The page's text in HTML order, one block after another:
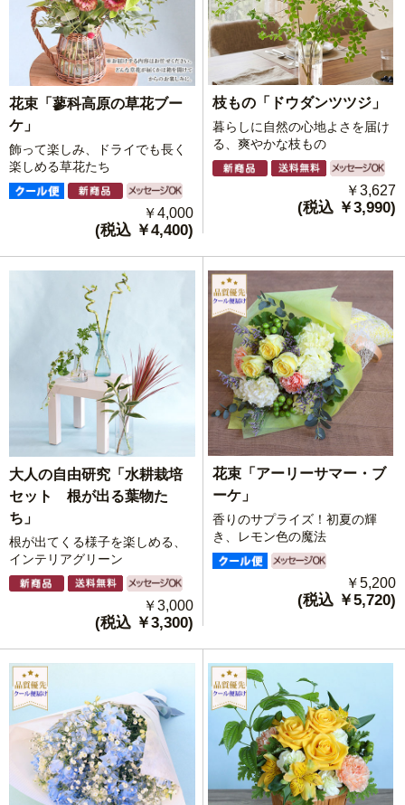
花束「蓼科高原の草花ブー
ケ」
飾って楽しみ、ドライでも長く
楽しめる草花たち
￥4,000
(税込 ￥4,400)
枝もの「ドウダンツツジ」
暮らしに自然の心地よさを届け
る、爽やかな枝もの
￥3,627
(税込 ￥3,990)
大人の自由研究「水耕栽培
セット 根が出る葉物た
ち」
根が出てくる様子を楽しめる、
インテリアグリーン
￥3,000
(税込 ￥3,300)
花束「アーリーサマー・ブ
ーケ」
香りのサプライズ！初夏の輝
き、レモン色の魔法
￥5,200
(税込 ￥5,720)